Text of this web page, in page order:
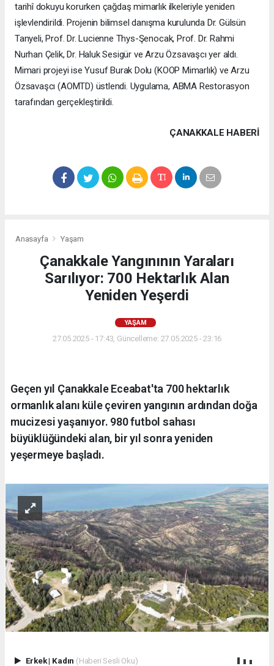
tarihî dokuyu korurken çağdaş mimarlık ilkeleriyle yeniden
işlevlendirildi. Projenin bilimsel danışma kurulunda Dr. Gülsün
Tanyeli, Prof. Dr. Lucienne Thys-Şenocak, Prof. Dr. Rahmi
Nurhan Çelik, Dr. Haluk Sesigür ve Arzu Özsavaşcı yer aldı.
Mimari projeyi ise Yusuf Burak Dolu (KOOP Mimarlık) ve Arzu
Özsavaşcı (AOMTD) üstlendi. Uygulama, ABMA Restorasyon
tarafından gerçekleştirildi.
ÇANAKKALE HABERİ
Anasayfa Yaşam
Çanakkale Yangınının Yaraları
Sarılıyor: 700 Hektarlık Alan
Yeniden Yeşerdi
YAŞAM
27.05.2025 - 17:43, Güncelleme: 27.05.2025 - 23:16
Geçen yıl Çanakkale Eceabat'ta 700 hektarlık
ormanlık alanı küle çeviren yangının ardından doğa
mucizesi yaşanıyor. 980 futbol sahası
büyüklüğündeki alan, bir yıl sonra yeniden
yeşermeye başladı.
Erkek| Kadın (Haberi Sesli Oku)